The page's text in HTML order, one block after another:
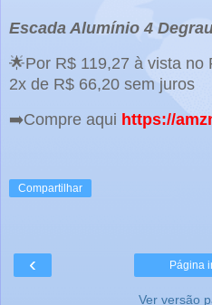
Escada Alumínio 4
🌟Por R$ 119,27 à vista no
2x de R$ 66,20 sem juros
➡️Compre aqui https://
Compartilhar
‹ Página
Ver versão